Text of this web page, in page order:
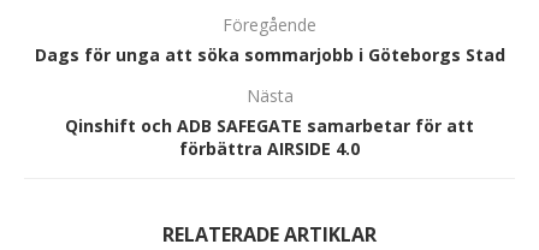
Föregående
Dags för unga att söka sommarjobb i Göteborgs Stad
Nästa
Qinshift och ADB SAFEGATE samarbetar för att
förbättra AIRSIDE 4.0
RELATERADE ARTIKLAR